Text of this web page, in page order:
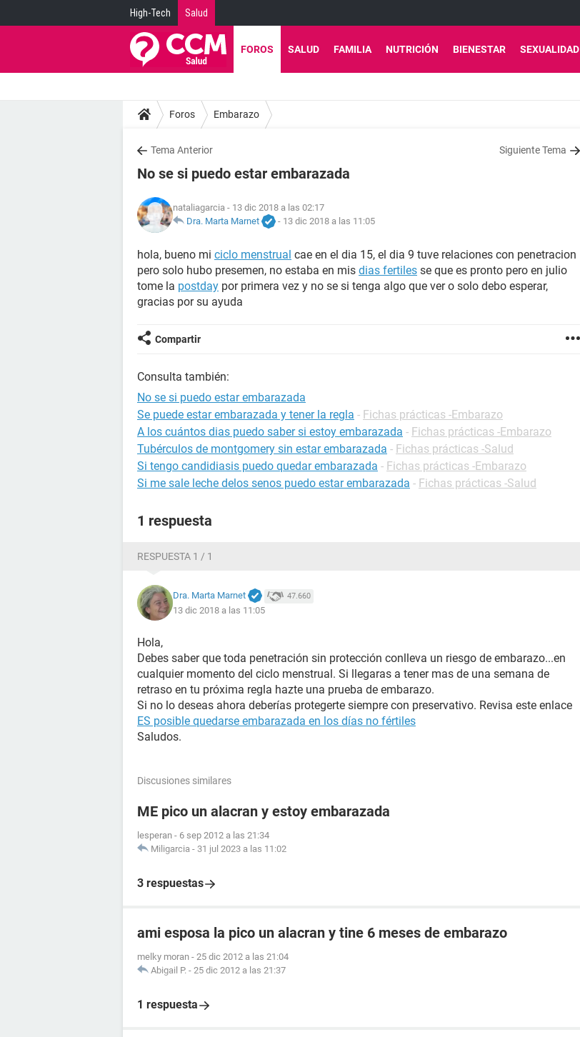
High-Tech Salud
FOROS SALUD FAMILIA NUTRICIÓN BIENESTAR SEXUALIDAD
Foros Embarazo
Tema Anterior Siguiente Tema
No se si puedo estar embarazada
nataliagarcia - 13 dic 2018 a las 02:17
Dra. Marta Marnet
- 13 dic 2018 a las 11:05
hola, bueno mi ciclo menstrual cae en el dia 15, el dia 9 tuve relaciones con penetracion
pero solo hubo presemen, no estaba en mis dias fertiles se que es pronto pero en julio
tome la postday por primera vez y no se si tenga algo que ver o solo debo esperar,
gracias por su ayuda
Compartir
Consulta también:
No se si puedo estar embarazada
Se puede estar embarazada y tener la regla - Fichas prácticas -Embarazo
A los cuántos dias puedo saber si estoy embarazada - Fichas prácticas -Embarazo
Tubérculos de montgomery sin estar embarazada - Fichas prácticas -Salud
Si tengo candidiasis puedo quedar embarazada - Fichas prácticas -Embarazo
Si me sale leche delos senos puedo estar embarazada - Fichas prácticas -Salud
1 respuesta
RESPUESTA 1 / 1
Dra. Marta Marnet 47.660
13 dic 2018 a las 11:05
Hola,
Debes saber que toda penetración sin protección conlleva un riesgo de embarazo...en
cualquier momento del ciclo menstrual. Si llegaras a tener mas de una semana de
retraso en tu próxima regla hazte una prueba de embarazo.
Si no lo deseas ahora deberías protegerte siempre con preservativo. Revisa este enlace
ES posible quedarse embarazada en los días no fértiles
Saludos.
Discusiones similares
ME pico un alacran y estoy embarazada
lesperan - 6 sep 2012 a las 21:34
Miligarcia - 31 jul 2023 a las 11:02
3 respuestas
ami esposa la pico un alacran y tine 6 meses de embarazo
melky moran - 25 dic 2012 a las 21:04
Abigail P. - 25 dic 2012 a las 21:37
1 respuesta